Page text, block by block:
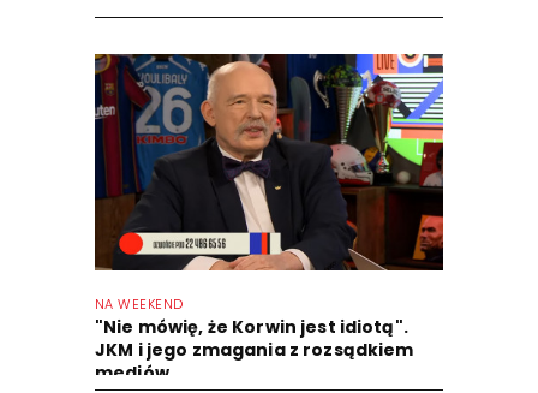
NA WEEKEND
"Nie mówię, że Korwin jest idiotą".
JKM i jego zmagania z rozsądkiem
mediów